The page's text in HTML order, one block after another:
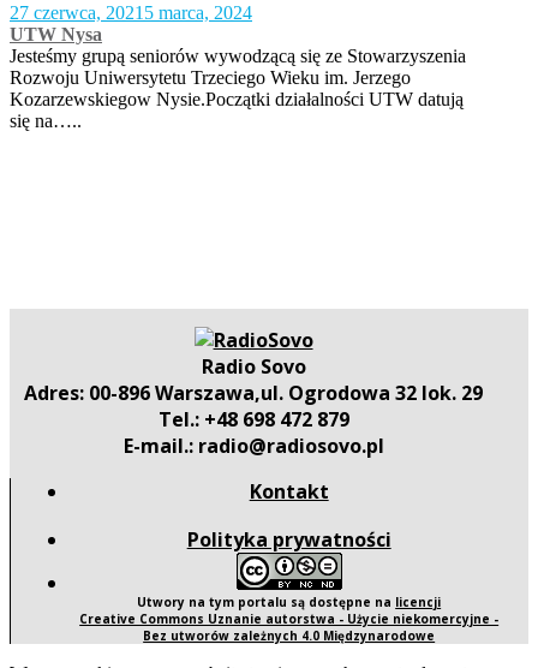
27 czerwca, 2021 5 marca, 2024
UTW Nysa
Jesteśmy grupą seniorów wywodzącą się ze Stowarzyszenia
Rozwoju Uniwersytetu Trzeciego Wieku im. Jerzego
Kozarzewskiegow Nysie.Początki działalności UTW datują
się na…..
Radio Sovo
Adres: 00-896 Warszawa,ul. Ogrodowa 32 lok. 29
Tel.: +48 698 472 879
E-mail.: radio@radiosovo.pl
Kontakt
Polityka prywatności
Utwory na tym portalu są dostępne na licencji
Creative Commons Uznanie autorstwa - Użycie niekomercyjne -
Bez utworów zależnych 4.0 Międzynarodowe